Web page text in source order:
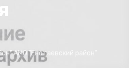
АМО "Енотаевский район"